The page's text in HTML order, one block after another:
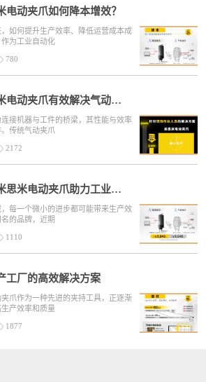
电动夹爪如何降本增效？
如何提升生产效率、降低运营成本成
为工业自动化
780
针对客户痛点，米思米电动夹爪有效解决气动夹爪选型与使用难题
接机器与工件的桥梁，其性能与效率
传统气动夹爪
2172
革新传统气动夹爪，米思米电动夹爪助力工业生产大提速
每一个微小的进步都可能带来生产效
的品牌，近期
1110
工厂的高效解决方案
爪作为一种先进的夹持工具，正逐渐
产效率和质量
1877